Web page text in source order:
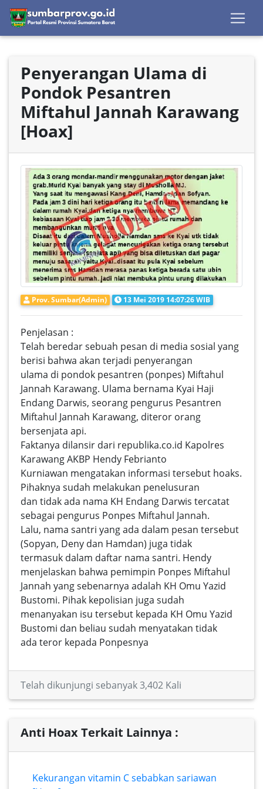
Penyerangan Ulama di
Pondok Pesantren
Miftahul Jannah Karawang
[Hoax]
Prov. Sumbar(Admin) 13 Mei 2019 14:07:26 WIB
Penjelasan :
Telah beredar sebuah pesan di media sosial yang
berisi bahwa akan terjadi penyerangan
ulama di pondok pesantren (ponpes) Miftahul
Jannah Karawang. Ulama bernama Kyai Haji
Endang Darwis, seorang pengurus Pesantren
Miftahul Jannah Karawang, diteror orang
bersenjata api.
Faktanya dilansir dari republika.co.id Kapolres
Karawang AKBP Hendy Febrianto
Kurniawan mengatakan informasi tersebut hoaks.
Pihaknya sudah melakukan penelusuran
dan tidak ada nama KH Endang Darwis tercatat
sebagai pengurus Ponpes Miftahul Jannah.
Lalu, nama santri yang ada dalam pesan tersebut
(Sopyan, Deny dan Hamdan) juga tidak
termasuk dalam daftar nama santri. Hendy
menjelaskan bahwa pemimpin Ponpes Miftahul
Jannah yang sebenarnya adalah KH Omu Yazid
Bustomi. Pihak kepolisian juga sudah
menanyakan isu tersebut kepada KH Omu Yazid
Bustomi dan beliau sudah menyatakan tidak
ada teror kepada Ponpesnya
Telah dikunjungi sebanyak 3,402 Kali
Anti Hoax Terkait Lainnya :
Kekurangan vitamin C sebabkan sariawan